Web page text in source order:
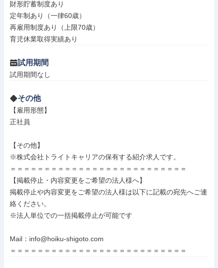
財形貯蓄制度あり
定年制あり（一律60歳）
再雇用制度あり（上限70歳）
育児休業取得実績あり
試用期間
試用期間なし
その他
【雇用形態】
正社員
【その他】
※株式会社トライトキャリアの保有する紹介求人です。
＝＝＝＝＝＝＝＝＝＝＝＝＝＝＝＝＝＝＝＝＝＝＝＝＝＝
【掲載停止・内容変更をご希望の法人様へ】
掲載停止や内容変更をご希望の法人様は以下に記載の宛先へご連
絡ください。
※法人単位での一括掲載停止が可能です
Mail：info@hoiku-shigoto.com
＝＝＝＝＝＝＝＝＝＝＝＝＝＝＝＝＝＝＝＝＝＝＝＝＝＝